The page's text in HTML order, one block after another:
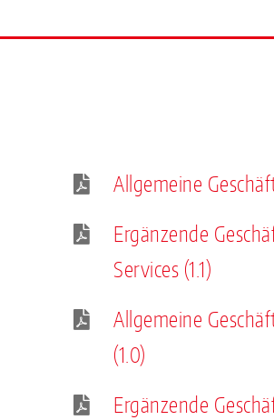
Allgemeine
Ergänzende
Services (1.1)
Allgemeine
(1.0)
Ergänzende